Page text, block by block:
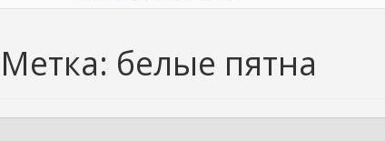
Метка: белые пятна